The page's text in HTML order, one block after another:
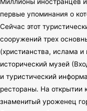
первые упоминания о
Сейчас этот
сооружений трех
(христианства, ислама
исторический музей
и туристический
рестораны. На открытии
знаменитый уроженец